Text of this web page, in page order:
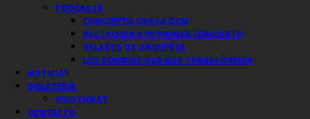
PODCASTS
CONCIERTO CON LA OCM
BEETHOVEN Y MI PRIMER CONCIERTO
RELATOS DE ORQUESTA
LOS SONIDOS QUE NOS TRANSFORMAN
NOTICIAS
BOLETERÍA
VIVOTICKET
CONTACTO